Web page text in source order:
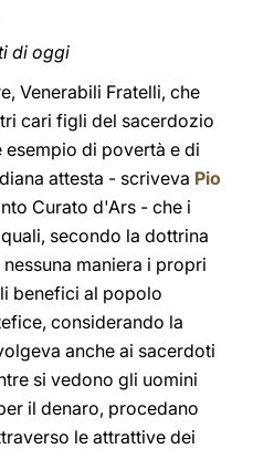
di oggi
Venerabili Fratelli, che
cari figli del sacerdozio
di povertà e di
attesta - scriveva Pio
Curato d'Ars - che i
secondo la dottrina
maniera i propri
benefici al popolo
considerando la
anche ai sacerdoti
si vedono gli uomini
il denaro, procedano
le attrattive dei